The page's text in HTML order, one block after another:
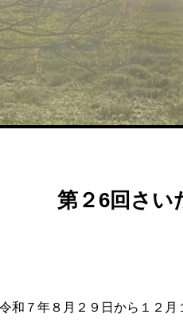
第２6回さ
令和７年８月２９日から１２